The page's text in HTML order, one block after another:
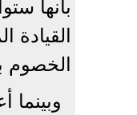
بأنها
الخصوم